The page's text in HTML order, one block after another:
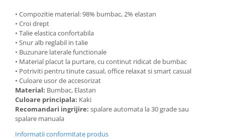
• Compozitie material: 98% bumbac, 2% elastan
• Croi drept
• Talie elastica confortabila
• Snur alb reglabil in talie
• Buzunare laterale functionale
• Material placut la purtare, cu continut ridicat de bumbac
• Potriviti pentru tinute casual, office relaxat si smart casual
• Culoare usor de accesorizat
Material: Bumbac, Elastan
Culoare principala: Kaki
Recomandari ingrijire: spalare automata la 30 grade sau
spalare manuala
Informatii conformitate produs